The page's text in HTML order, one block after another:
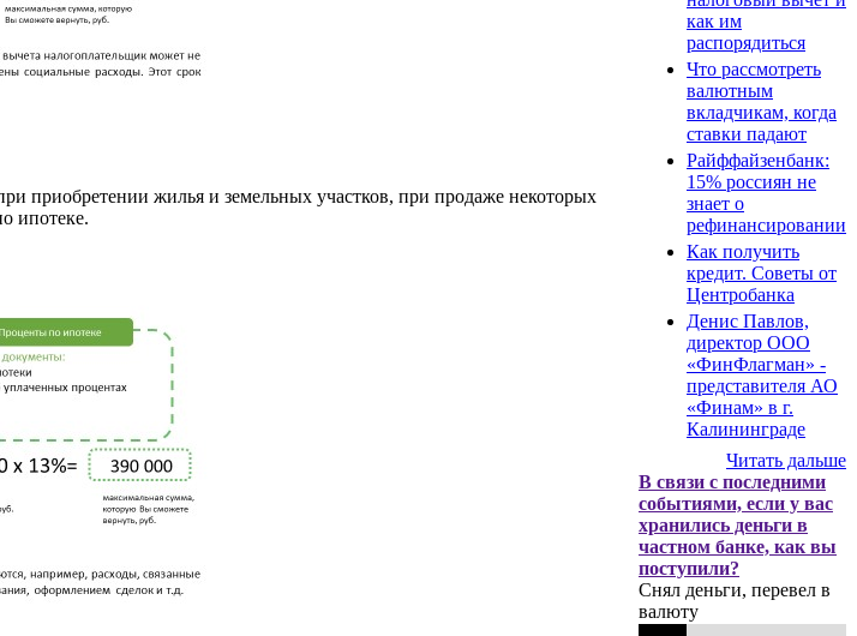
приобретении жилья и земельных участков, при продаже некоторых
ипотеке.
как им
распорядиться
Что рассмотреть
валютным
вкладчикам, когда
ставки падают
Райффайзенбанк:
15% россиян не
знает о
рефинансировании
Как получить
кредит. Советы от
Центробанка
Денис Павлов,
директор ООО
«ФинФлагман» -
представителя АО
«Финам» в г.
Калининграде
Читать дальше
В связи с последними
событиями, если у вас
хранились деньги в
частном банке, как вы
поступили?
Снял деньги, перевел в
валюту